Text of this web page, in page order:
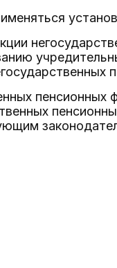
пенсионных